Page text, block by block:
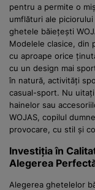
pentru a permite o
umflături ale
ghetele băiețești
Modelele clasice, din
cu aproape orice
cu un design mai
în natură, activități
casual-sport. Nu
hainelor sau
WOJAS, copilul
provocare, cu stil și
Investiția în
Alegerea
Alegerea ghetelelor